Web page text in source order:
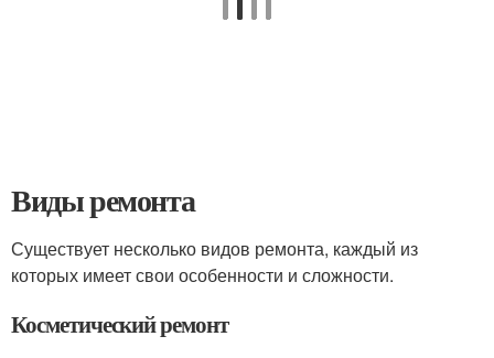
Виды ремонта
Существует несколько видов ремонта, каждый из
которых имеет свои особенности и сложности.
Косметический ремонт